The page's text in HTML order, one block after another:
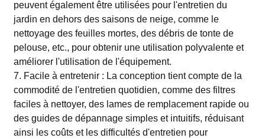
peuvent également être utilisées pour l'entretien du
jardin en dehors des saisons de neige, comme le
nettoyage des feuilles mortes, des débris de tonte de
pelouse, etc., pour obtenir une utilisation polyvalente et
améliorer l'utilisation de l'équipement.
7. Facile à entretenir : La conception tient compte de la
commodité de l'entretien quotidien, comme des filtres
faciles à nettoyer, des lames de remplacement rapide ou
des guides de dépannage simples et intuitifs, réduisant
ainsi les coûts et les difficultés d'entretien pour